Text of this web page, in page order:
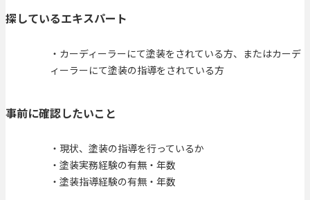
探しているエキスパート
・カーディーラーにて塗装をされている方、またはカーデ
ィーラーにて塗装の指導をされている方
事前に確認したいこと
・現状、塗装の指導を行っているか
・塗装実務経験の有無・年数
・塗装指導経験の有無・年数